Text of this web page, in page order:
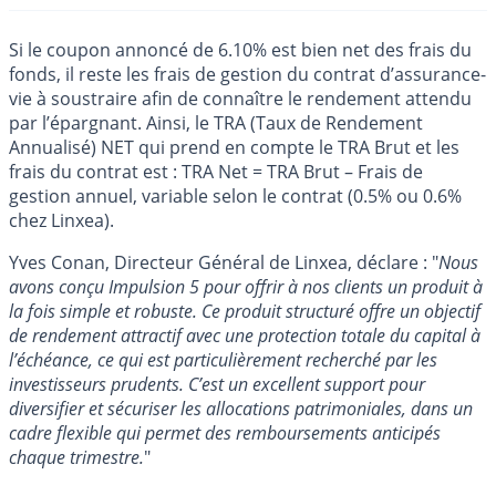
Si le coupon annoncé de 6.10% est bien net des frais du
fonds, il reste les frais de gestion du contrat d’assurance-
vie à soustraire afin de connaître le rendement attendu
par l’épargnant. Ainsi, le TRA (Taux de Rendement
Annualisé) NET qui prend en compte le TRA Brut et les
frais du contrat est : TRA Net = TRA Brut – Frais de
gestion annuel, variable selon le contrat (0.5% ou 0.6%
chez Linxea).
Yves Conan, Directeur Général de Linxea, déclare : "Nous
avons conçu Impulsion 5 pour offrir à nos clients un produit à
la fois simple et robuste. Ce produit structuré offre un objectif
de rendement attractif avec une protection totale du capital à
l’échéance, ce qui est particulièrement recherché par les
investisseurs prudents. C’est un excellent support pour
diversifier et sécuriser les allocations patrimoniales, dans un
cadre flexible qui permet des remboursements anticipés
chaque trimestre."